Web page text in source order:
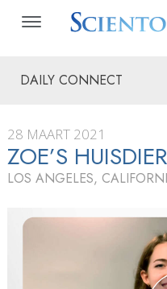
DAILY CONNECT
28 MAART 2021
ZOE’S
LOS ANGELES,